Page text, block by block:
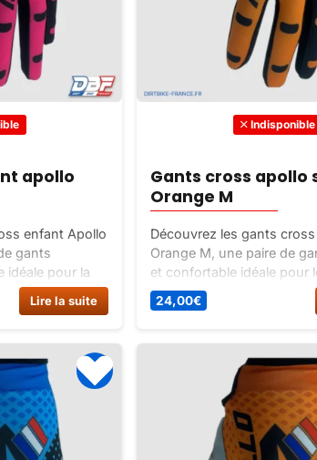
apollo
enfant Apollo
gants
idéale pour la
en
Lire la suite
Indisponible
Gants cross apollo
Orange M
Découvrez les gants
Orange M, une paire de
et confortable idéale pour
Disponibles en 5 tailles et
ces gants offrent une
24,00€